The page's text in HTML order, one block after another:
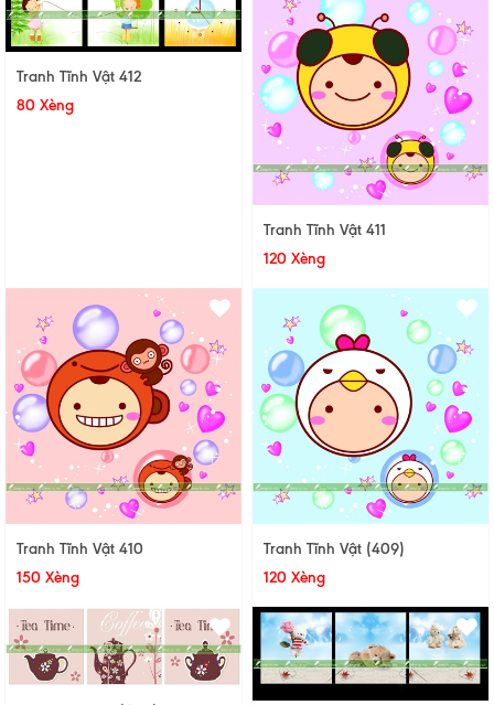
Tranh Tĩnh Vật 412
80 Xèng
Tranh Tĩnh Vật 411
120 Xèng
Tranh Tĩnh Vật 410
150 Xèng
Tranh Tĩnh Vật (409)
120 Xèng